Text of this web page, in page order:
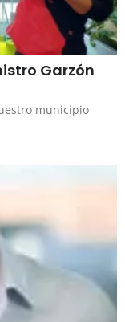
Garzón
municipio